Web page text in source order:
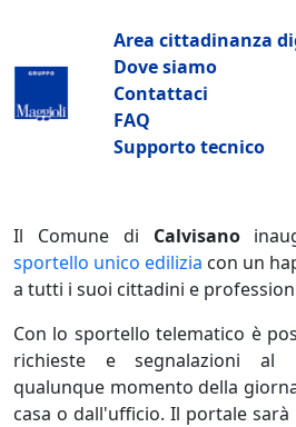
Navigazione
Area cittadinanza
Dove siamo
Contattaci
FAQ
Supporto tecnico
Il Comune di Calvisano
sportello unico edilizia con un
a tutti i suoi cittadini e
Con lo sportello telematico è
richieste e segnalazioni al
qualunque momento della
casa o dall'ufficio. Il portale